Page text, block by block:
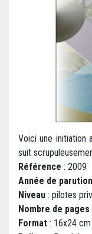
Voici une initiation
suit
Référence : 2009
Année de parution
Niveau : pilotes
Nombre de pages
Format : 16x24 cm